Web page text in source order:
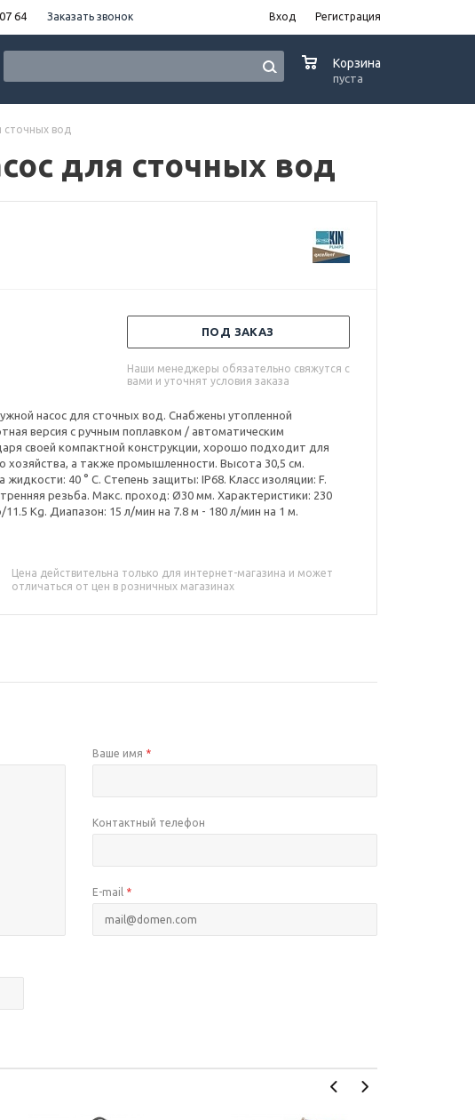
64 Заказать звонок Вход Регистрация
Корзина
пуста
сточных вод
для сточных вод
ПОД ЗАКАЗ
Наши менеджеры обязательно свяжутся с
вами и уточнят условия заказа
насос для сточных вод. Снабжены утопленной
версия с ручным поплавком / автоматическим
своей компактной конструкции, хорошо подходит для
хозяйства, а также промышленности. Высота 30,5 см.
40 ° С. Степень защиты: IP68. Класс изоляции: F.
резьба. Макс. проход: Ø30 мм. Характеристики: 230
Kg. Диапазон: 15 л/мин на 7.8 м - 180 л/мин на 1 м.
Цена действительна только для интернет-магазина и может
отличаться от цен в розничных магазинах
Ваше имя *
Контактный телефон
E-mail *